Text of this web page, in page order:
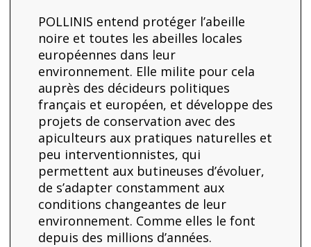
POLLINIS entend protéger l’abeille
noire et toutes les abeilles locales
européennes dans leur
environnement. Elle milite pour cela
auprès des décideurs politiques
français et européen, et développe des
projets de conservation avec des
apiculteurs aux pratiques naturelles et
peu interventionnistes, qui
permettent aux butineuses d’évoluer,
de s’adapter constamment aux
conditions changeantes de leur
environnement. Comme elles le font
depuis des millions d’années.